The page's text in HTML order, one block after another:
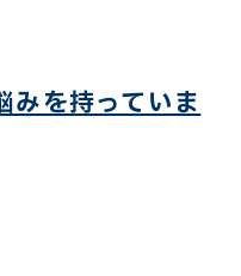
みを持っていま